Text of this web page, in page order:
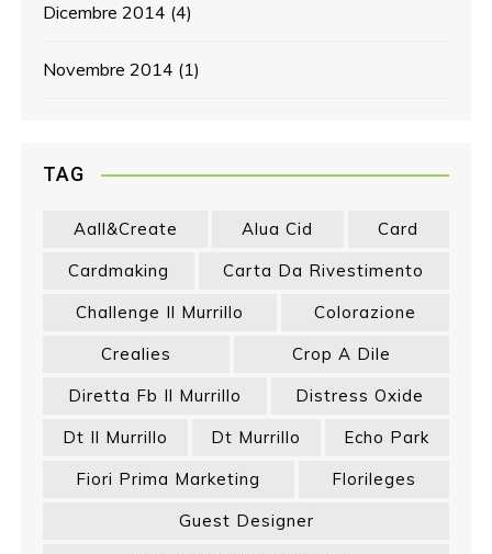
Dicembre 2014 (4)
Novembre 2014 (1)
TAG
Aall&create Alua Cid
Card
Cardmaking
Carta Da Rivestimento
Challenge Il Murrillo
Colorazione
Crealies
Crop A Dile
Diretta Fb Il Murrillo
Distress Oxide
Dt Il Murrillo
Dt Murrillo
Echo Park
Fiori Prima Marketing
Florileges
Guest Designer